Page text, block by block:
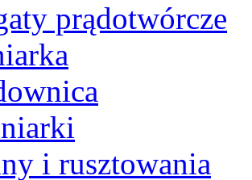
prądotwórcze
i rusztowania